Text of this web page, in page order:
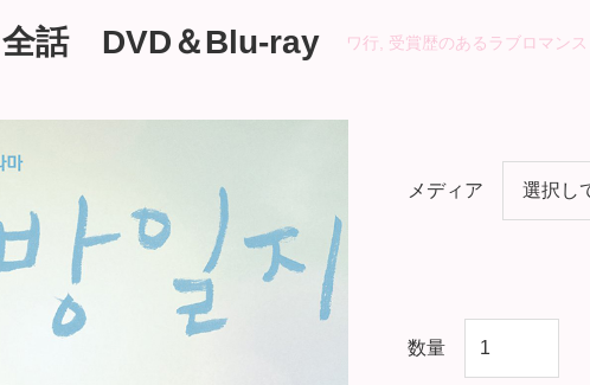
全話 DVD＆Blu-ray ワ行 受賞歴のあるラブロマンス
メディア
数量
国